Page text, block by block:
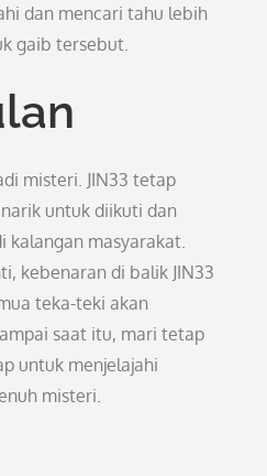
dan mencari tahu lebih
gaib tersebut.
misteri. JIN33 tetap
untuk diikuti dan
kalangan masyarakat.
kebenaran di balik JIN33
teka-teki akan
saat itu, mari tetap
untuk menjelajahi
misteri.